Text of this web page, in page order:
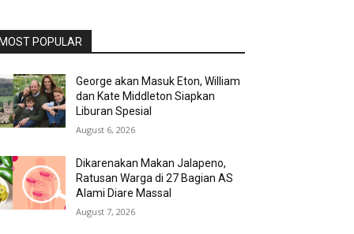
MOST POPULAR
George akan Masuk Eton, William
dan Kate Middleton Siapkan
Liburan Spesial
August 6, 2026
Dikarenakan Makan Jalapeno,
Ratusan Warga di 27 Bagian AS
Alami Diare Massal
August 7, 2026